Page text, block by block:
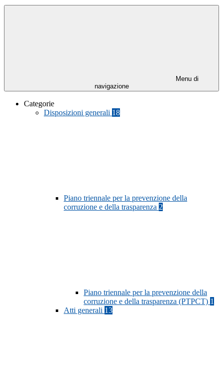
Menu di
navigazione
Categorie
Disposizioni generali 18
Piano triennale per la prevenzione della
corruzione e della trasparenza 2
Piano triennale per la prevenzione della
corruzione e della trasparenza (PTPCT) 1
Atti generali 13